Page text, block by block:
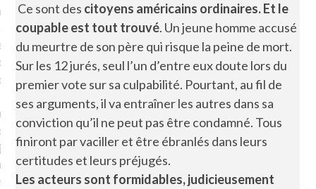
journaliste à France
toujours aimé marcher.
conquis mais en
Je ne suis pas une
je le garde pour ce
je sens, j’entends, je
goûte et ceux que je
! Marcheuse des villes,
des ruines et des
Ce sont des citoyens américains ordinaires. Et le
coupable est tout trouvé. Un jeune homme accusé
du meurtre de son père qui risque la peine de mort.
Sur les 12 jurés, seul l’un d’entre eux doute lors du
premier vote sur sa culpabilité. Pourtant, au fil de
ses arguments, il va entraîner les autres dans sa
conviction qu’il ne peut pas être condamné. Tous
finiront par vaciller et être ébranlés dans leurs
certitudes et leurs préjugés.
Les acteurs sont formidables, judicieusement